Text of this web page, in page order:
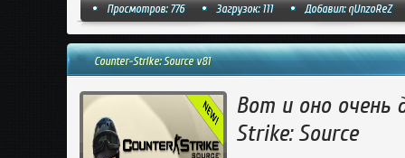
Просмотров: 776 Загрузок: 111 Добавил:qUnzoReZ
Counter-Strike: Source v81
Вот и оно очень
Strike: Source